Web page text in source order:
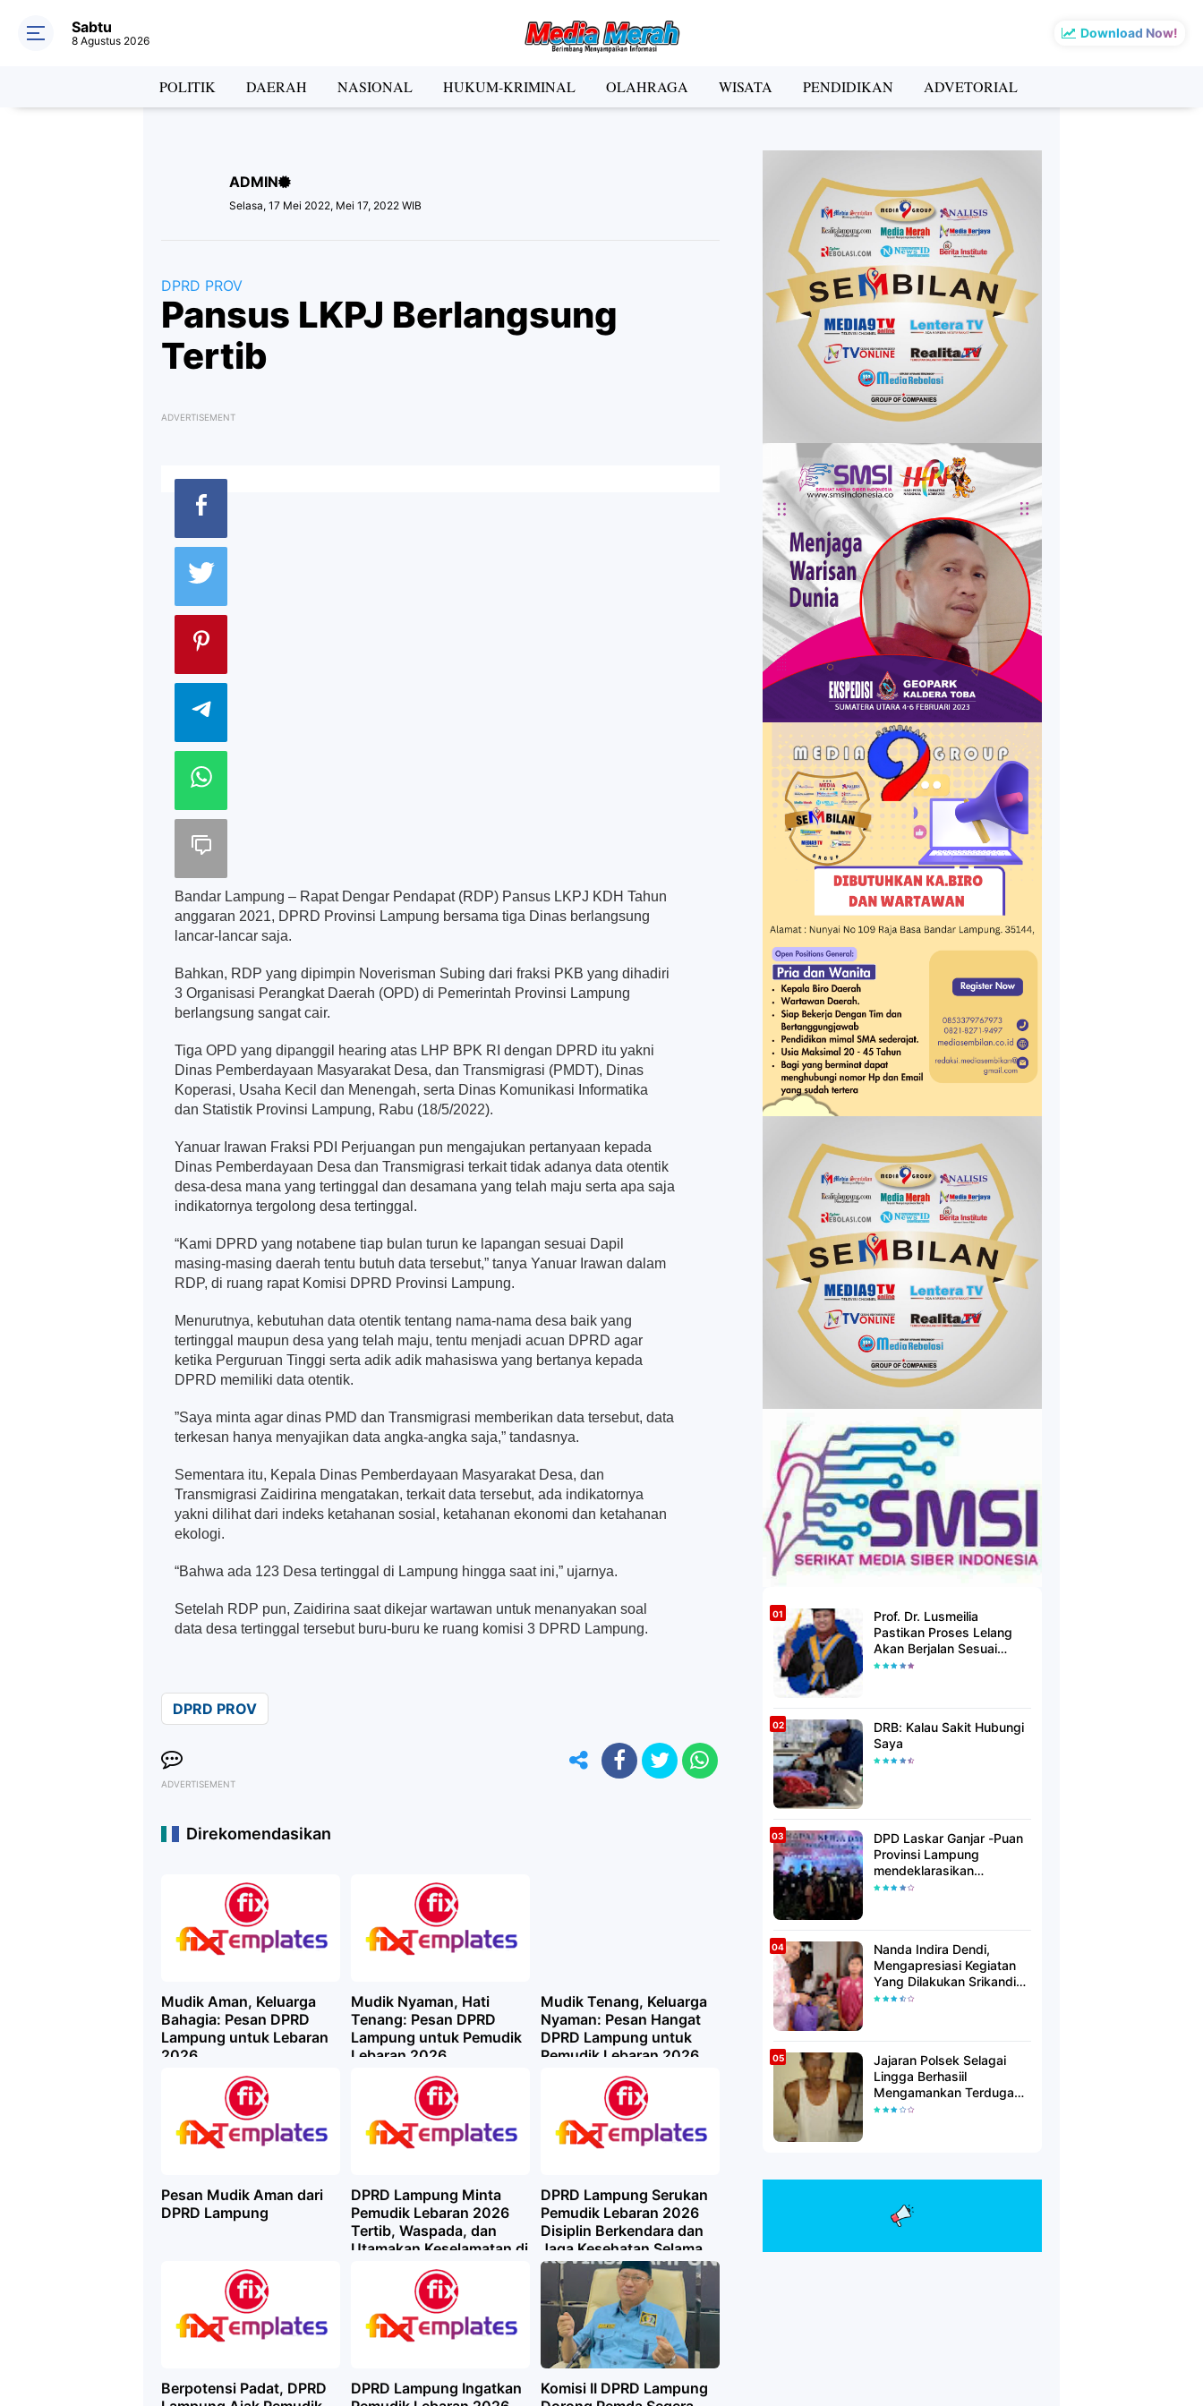
Header Social Media
Facebook
Download Now!
Sabtu
8 Agustus 2026
POLITIK DAERAH NASIONAL HUKUM-KRIMINAL OLAHRAGA WISATA PENDIDIKAN ADVETORIAL
ADMIN
Selasa, 17 Mei 2022, Mei 17, 2022 WIB
DPRD PROV
Pansus LKPJ Berlangsung
Tertib
ADVERTISEMENT
Bandar Lampung – Rapat Dengar Pendapat (RDP) Pansus LKPJ KDH Tahun
anggaran 2021, DPRD Provinsi Lampung bersama tiga Dinas berlangsung
lancar-lancar saja.
Bahkan, RDP yang dipimpin Noverisman Subing dari fraksi PKB yang dihadiri
3 Organisasi Perangkat Daerah (OPD) di Pemerintah Provinsi Lampung
berlangsung sangat cair.
Tiga OPD yang dipanggil hearing atas LHP BPK RI dengan DPRD itu yakni
Dinas Pemberdayaan Masyarakat Desa, dan Transmigrasi (PMDT), Dinas
Koperasi, Usaha Kecil dan Menengah, serta Dinas Komunikasi Informatika
dan Statistik Provinsi Lampung, Rabu (18/5/2022).
Yanuar Irawan Fraksi PDI Perjuangan pun mengajukan pertanyaan kepada
Dinas Pemberdayaan Desa dan Transmigrasi terkait tidak adanya data otentik
desa-desa mana yang tertinggal dan desamana yang telah maju serta apa saja
indikatornya tergolong desa tertinggal.
“Kami DPRD yang notabene tiap bulan turun ke lapangan sesuai Dapil
masing-masing daerah tentu butuh data tersebut,” tanya Yanuar Irawan dalam
RDP, di ruang rapat Komisi DPRD Provinsi Lampung.
Menurutnya, kebutuhan data otentik tentang nama-nama desa baik yang
tertinggal maupun desa yang telah maju, tentu menjadi acuan DPRD agar
ketika Perguruan Tinggi serta adik adik mahasiswa yang bertanya kepada
DPRD memiliki data otentik.
”Saya minta agar dinas PMD dan Transmigrasi memberikan data tersebut, data
terkesan hanya menyajikan data angka-angka saja,” tandasnya.
Sementara itu, Kepala Dinas Pemberdayaan Masyarakat Desa, dan
Transmigrasi Zaidirina mengatakan, terkait data tersebut, ada indikatornya
yakni dilihat dari indeks ketahanan sosial, ketahanan ekonomi dan ketahanan
ekologi.
“Bahwa ada 123 Desa tertinggal di Lampung hingga saat ini,” ujarnya.
Setelah RDP pun, Zaidirina saat dikejar wartawan untuk menanyakan soal
data desa tertinggal tersebut buru-buru ke ruang komisi 3 DPRD Lampung.
DPRD PROV
ADVERTISEMENT
Direkomendasikan
Mudik Aman, Keluarga
Bahagia: Pesan DPRD
Lampung untuk Lebaran
2026
Mudik Nyaman, Hati
Tenang: Pesan DPRD
Lampung untuk Pemudik
Lebaran 2026
Mudik Tenang, Keluarga
Nyaman: Pesan Hangat
DPRD Lampung untuk
Pemudik Lebaran 2026
Pesan Mudik Aman dari
DPRD Lampung
DPRD Lampung Minta
Pemudik Lebaran 2026
Tertib, Waspada, dan
Utamakan Keselamatan di
DPRD Lampung Serukan
Pemudik Lebaran 2026
Disiplin Berkendara dan
Jaga Kesehatan Selama
Perjalanan
Berpotensi Padat, DPRD
DPRD Lampung Ingatkan
Komisi II DPRD Lampung
Prof. Dr. Lusmeilia
Pastikan Proses Lelang
Akan Berjalan Sesuai
Aturan
DRB: Kalau Sakit Hubungi
Saya
DPD Laskar Ganjar -Puan
Provinsi Lampung
mendeklarasikan
Mendukung Ganjar-Puan
Nanda Indira Dendi,
Mengapresiasi Kegiatan
Yang Dilakukan Srikandi
Dermawan
Jajaran Polsek Selagai
Lingga Berhasiil
Mengamankan Terduga
Pelaku Pencabulan Anak